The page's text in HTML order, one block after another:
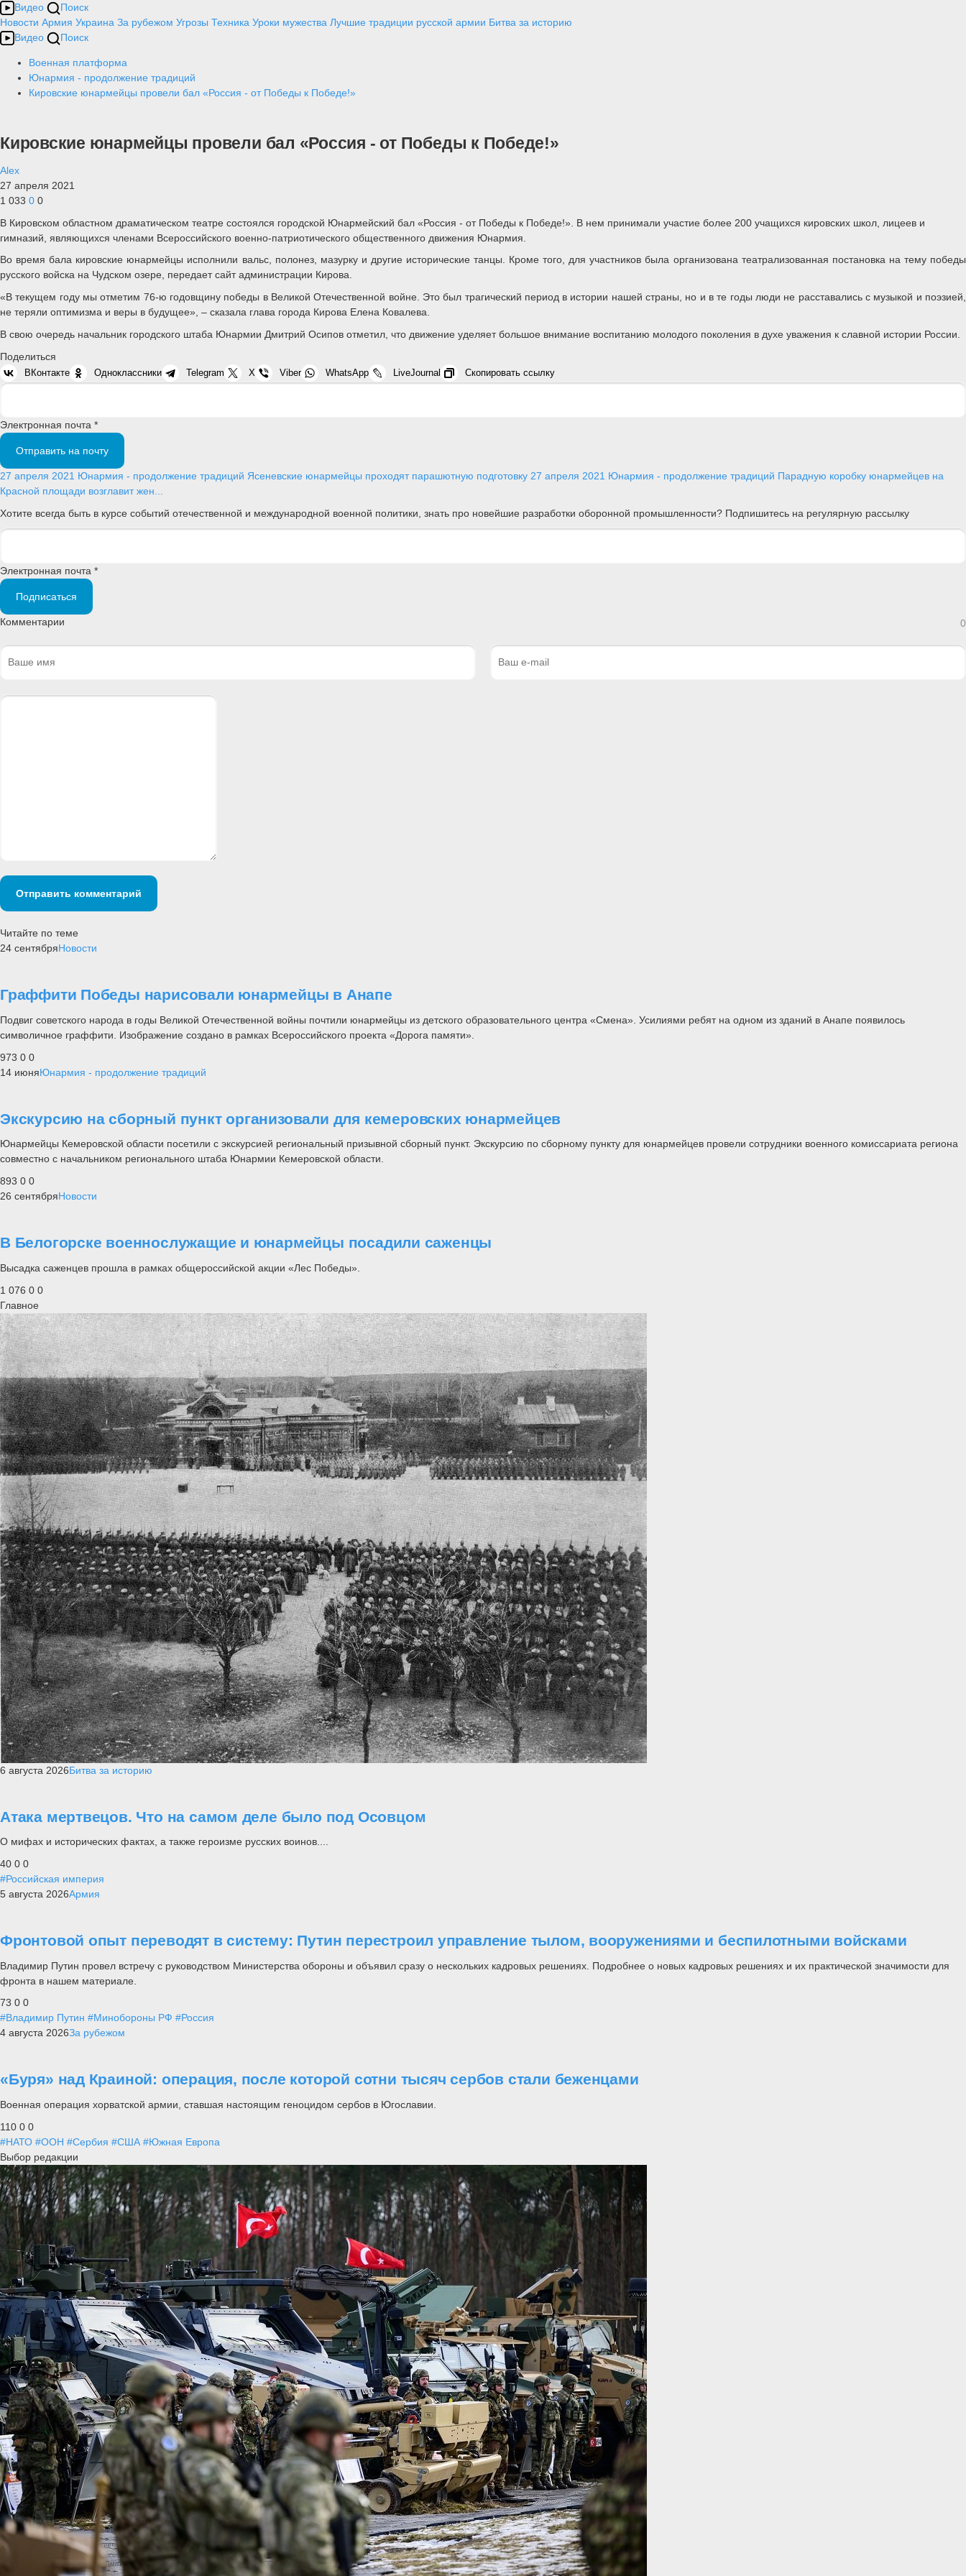
Видео
Поиск
Новости Армия Украина За рубежом Угрозы Техника Уроки мужества Лучшие традиции русской армии Битва за историю
Видео
Поиск
Военная платформа
Юнармия - продолжение традиций
Кировские юнармейцы провели бал «Россия - от Победы к Победе!»
Кировские юнармейцы провели бал «Россия - от Победы к Победе!»
Alex
27 апреля 2021
1 033 0 0
В Кировском областном драматическом театре состоялся городской Юнармейский бал «Россия - от Победы к Победе!». В нем принимали участие более 200 учащихся кировских школ, лицеев и
гимназий, являющихся членами Всероссийского военно-патриотического общественного движения Юнармия.
Во время бала кировские юнармейцы исполнили вальс, полонез, мазурку и другие исторические танцы. Кроме того, для участников была организована театрализованная постановка на тему победы
русского войска на Чудском озере, передает сайт администрации Кирова.
«В текущем году мы отметим 76-ю годовщину победы в Великой Отечественной войне. Это был трагический период в истории нашей страны, но и в те годы люди не расставались с музыкой и поэзией,
не теряли оптимизма и веры в будущее», – сказала глава города Кирова Елена Ковалева.
В свою очередь начальник городского штаба Юнармии Дмитрий Осипов отметил, что движение уделяет большое внимание воспитанию молодого поколения в духе уважения к славной истории России.
Поделиться
ВКонтакте Одноклассники Telegram X Viber WhatsApp LiveJournal Скопировать ссылку
Электронная почта *
Отправить на почту
27 апреля 2021 Юнармия - продолжение традиций Ясеневские юнармейцы проходят парашютную подготовку 27 апреля 2021 Юнармия - продолжение традиций Парадную коробку юнармейцев на
Красной площади возглавит жен...
Хотите всегда быть в курсе событий отечественной и международной военной политики, знать про новейшие разработки оборонной промышленности? Подпишитесь на регулярную рассылку
Электронная почта *
Подписаться
Комментарии 0
Отправить комментарий
Читайте по теме
24 сентябряНовости
Граффити Победы нарисовали юнармейцы в Анапе
Подвиг советского народа в годы Великой Отечественной войны почтили юнармейцы из детского образовательного центра «Смена». Усилиями ребят на одном из зданий в Анапе появилось
символичное граффити. Изображение создано в рамках Всероссийского проекта «Дорога памяти».
973 0 0
14 июняЮнармия - продолжение традиций
Экскурсию на сборный пункт организовали для кемеровских юнармейцев
Юнармейцы Кемеровской области посетили с экскурсией региональный призывной сборный пункт. Экскурсию по сборному пункту для юнармейцев провели сотрудники военного комиссариата региона
совместно с начальником регионального штаба Юнармии Кемеровской области.
893 0 0
26 сентябряНовости
В Белогорске военнослужащие и юнармейцы посадили саженцы
Высадка саженцев прошла в рамках общероссийской акции «Лес Победы».
1 076 0 0
Главное
6 августа 2026Битва за историю
Атака мертвецов. Что на самом деле было под Осовцом
О мифах и исторических фактах, а также героизме русских воинов....
40 0 0
#Российская империя
5 августа 2026Армия
Фронтовой опыт переводят в систему: Путин перестроил управление тылом, вооружениями и беспилотными войсками
Владимир Путин провел встречу с руководством Министерства обороны и объявил сразу о нескольких кадровых решениях. Подробнее о новых кадровых решениях и их практической значимости для
фронта в нашем материале.
73 0 0
#Владимир Путин #Минобороны РФ #Россия
4 августа 2026За рубежом
«Буря» над Краиной: операция, после которой сотни тысяч сербов стали беженцами
Военная операция хорватской армии, ставшая настоящим геноцидом сербов в Югославии.
110 0 0
#НАТО #ООН #Сербия #США #Южная Европа
Выбор редакции